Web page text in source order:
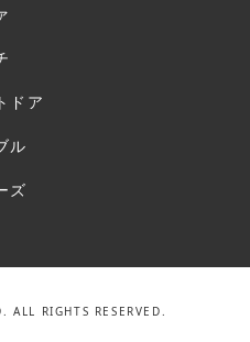
ドア
ル
ズ
ALL RIGHTS RESERVED.